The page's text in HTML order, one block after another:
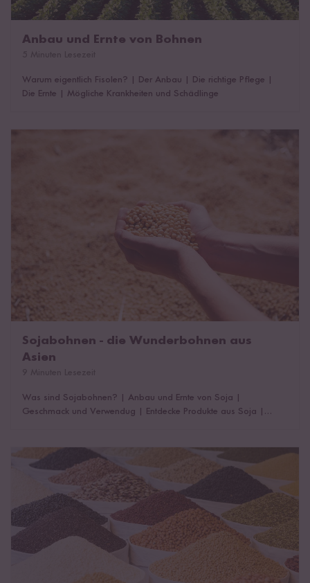
Anbau und Ernte von Bohnen
Warum eigentlich Fisolen? Der Anbau Die richtige Pflege
Die Ernte
Mögliche Krankheiten und Schädlinge
Sojabohnen - die Wunderbohnen aus
Asien
Was sind Sojabohnen? Anbau und Ernte von Soja
Geschmack und Verwendug
Entdecke Produkte aus Soja
Haltbarkeit von Bohnen